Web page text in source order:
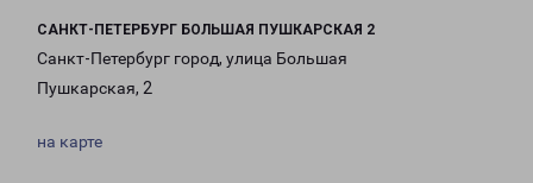
САНКТ-ПЕТЕРБУРГ БОЛЬШАЯ ПУШКАРСКАЯ 2
Санкт-Петербург город, улица Большая
Пушкарская, 2
на карте